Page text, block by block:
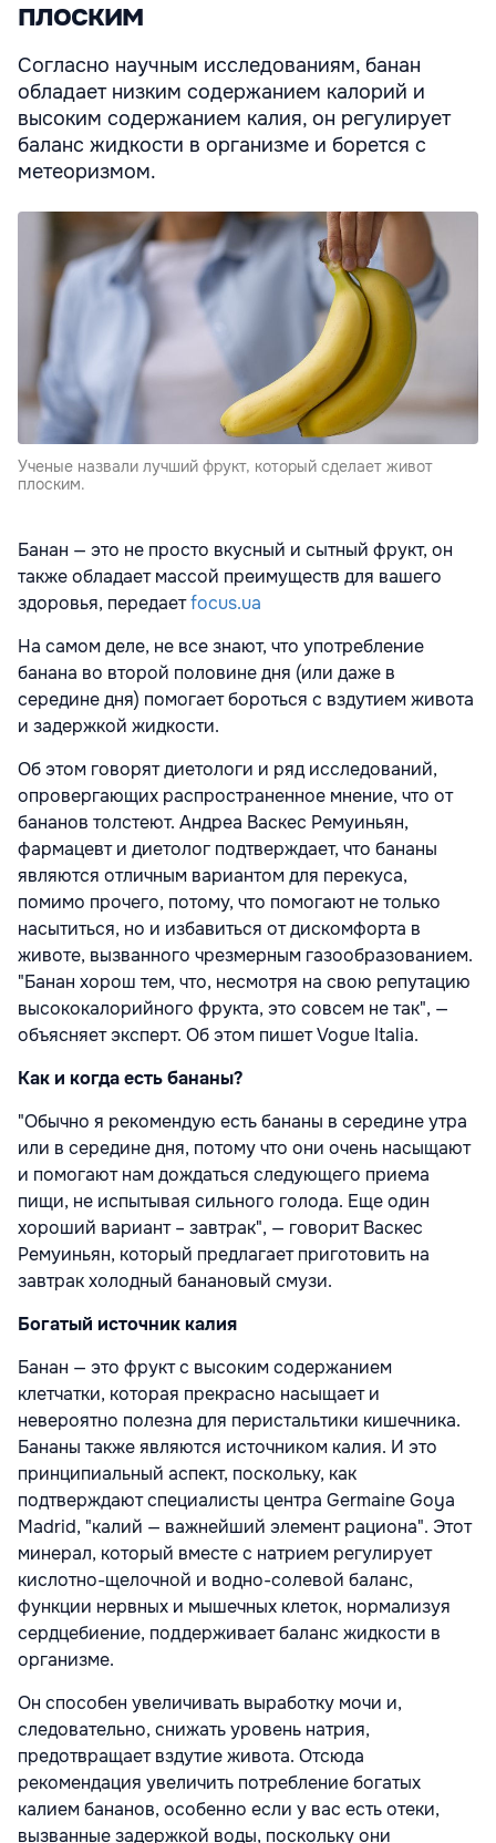
плоским
Согласно научным исследованиям, банан
обладает низким содержанием калорий и
высоким содержанием калия, он регулирует
баланс жидкости в организме и борется с
метеоризмом.
Ученые назвали лучший фрукт, который сделает живот
плоским.
Банан — это не просто вкусный и сытный фрукт, он
также обладает массой преимуществ для вашего
здоровья, передаетfocus.ua
На самом деле, не все знают, что употребление
банана во второй половине дня (или даже в
середине дня) помогает бороться с вздутием живота
и задержкой жидкости.
Об этом говорят диетологи и ряд исследований,
опровергающих распространенное мнение, что от
бананов толстеют. Андреа Васкес Ремуиньян,
фармацевт и диетолог подтверждает, что бананы
являются отличным вариантом для перекуса,
помимо прочего, потому, что помогают не только
насытиться, но и избавиться от дискомфорта в
животе, вызванного чрезмерным газообразованием.
"Банан хорош тем, что, несмотря на свою репутацию
высококалорийного фрукта, это совсем не так", —
объясняет эксперт. Об этом пишет Vogue Italia.
Как и когда есть бананы?
"Обычно я рекомендую есть бананы в середине утра
или в середине дня, потому что они очень насыщают
и помогают нам дождаться следующего приема
пищи, не испытывая сильного голода. Еще один
хороший вариант – завтрак", — говорит Васкес
Ремуиньян, который предлагает приготовить на
завтрак холодный банановый смузи.
Богатый источник калия
Банан — это фрукт с высоким содержанием
клетчатки, которая прекрасно насыщает и
невероятно полезна для перистальтики кишечника.
Бананы также являются источником калия. И это
принципиальный аспект, поскольку, как
подтверждают специалисты центра Germaine Goya
Madrid, "калий — важнейший элемент рациона". Этот
минерал, который вместе с натрием регулирует
кислотно-щелочной и водно-солевой баланс,
функции нервных и мышечных клеток, нормализуя
сердцебиение, поддерживает баланс жидкости в
организме.
Он способен увеличивать выработку мочи и,
следовательно, снижать уровень натрия,
предотвращает вздутие живота. Отсюда
рекомендация увеличить потребление богатых
калием бананов, особенно если у вас есть отеки,
вызванные задержкой воды, поскольку они